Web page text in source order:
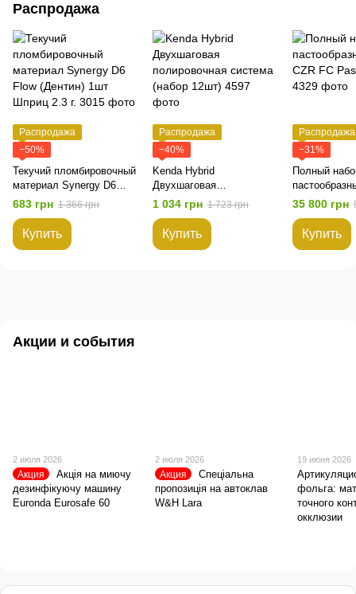
Распродажа
Распродажа
−50%
Текучий пломбировочный
материал Synergy D6
Flow (Дентин) 1шт Шприц
683 грн 1 366 грн
Купить
Распродажа
−40%
Kenda Hybrid
Двухшаговая
полировочная система
(набор 12шт)
1 034 грн 1 723 грн
Купить
Распродажа
−31%
Полный
CZR FC
35 800 грн
Купить
Акции и события
2 июля 2026
Акция
Акція на миючу
дезинфікуючу машину
Euronda Eurosafe 60
2 июля 2026
Акция
Спеціальна
пропозиція на автоклав
W&H Lara
19 июня 2026
фольга:
точного
окклюзии